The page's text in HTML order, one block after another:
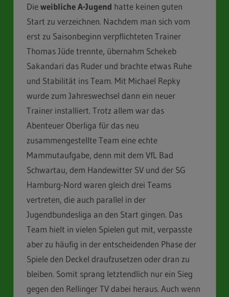
Dieweibliche A-Jugend hatte keinen guten
Start zu verzeichnen. Nachdem man sich vom
erst zu Saisonbeginn verpflichteten Trainer
Thomas Jüde trennte, übernahm Schekeb
Sakandari das Ruder und brachte etwas Ruhe
und Stabilität ins Team. Mit Michael Repky
wurde zum Jahreswechsel dann ein neuer
Trainer installiert. Trotz allem war das
Abenteuer Oberliga für das neu
zusammengestellte Team eine echte
Mammutaufgabe, denn mit dem VfL Bad
Schwartau, dem Handewitter SV und der SG
Hamburg-Nord waren gleich drei Teams
vertreten, die auch parallel in der
Jugendbundesliga an den Start gingen. Das
Team hielt in vielen Spielen gut mit, verpasste
aber zu häufig in der entscheidenden Phase der
Spiele den Deckel draufzusetzen oder dran zu
bleiben. Somit sprang letztendlich nur ein Sieg
gegen den Rellinger TV dabei heraus. Auch wenn